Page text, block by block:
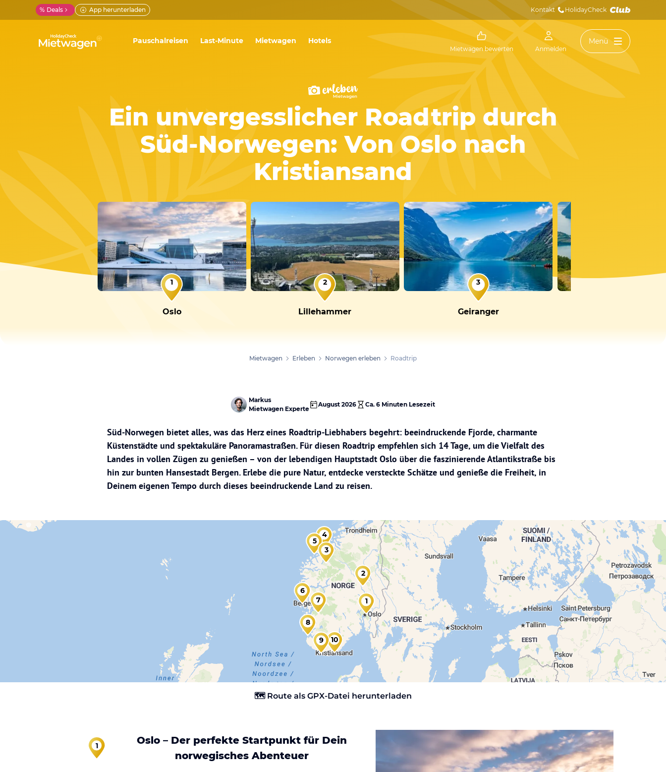
% Deals App herunterladen Kontakt HolidayCheck
Pauschalreisen Last-Minute Mietwagen Hotels
Mietwagen bewerten Anmelden
Menü
Ein unvergesslicher Roadtrip durch
Süd-Norwegen: Von Oslo nach
Kristiansand
1
Oslo
2
Lillehammer
3
Geiranger
Mietwagen Erleben Norwegen erleben Roadtrip
Markus
Mietwagen Experte
August 2026 Ca. 6 Minuten Lesezeit
Süd-Norwegen bietet alles, was das Herz eines Roadtrip-Liebhabers begehrt: beeindruckende Fjorde, charmante
Küstenstädte und spektakuläre Panoramastraßen. Für diesen Roadtrip empfehlen sich 14 Tage, um die Vielfalt des
Landes in vollen Zügen zu genießen – von der lebendigen Hauptstadt Oslo über die faszinierende Atlantikstraße bis
hin zur bunten Hansestadt Bergen. Erlebe die pure Natur, entdecke versteckte Schätze und genieße die Freiheit, in
Deinem eigenen Tempo durch dieses beeindruckende Land zu reisen.
1
2
3
4
5
6
7
8
9
10
🗺️ Route als GPX-Datei herunterladen
1
Oslo – Der perfekte Startpunkt für Dein
norwegisches Abenteuer